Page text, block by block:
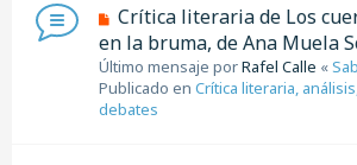
a
j
e
N
e
v
o
m
Crítica literaria de Los
en la bruma, de Ana Muela
Último mensaje porRafel Calle «
Publicado en Crítica literaria,
debates